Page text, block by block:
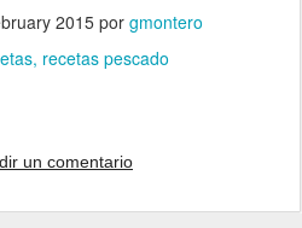
2015por gmontero
recetas pescado
un comentario